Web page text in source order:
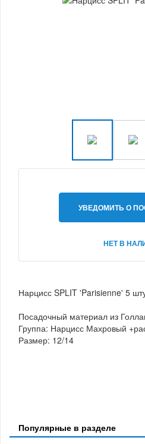
УВЕДОМИТЬ О
НЕТ В
Нарцисс SPLIT 'Parisienne' 5
Посадочный материал из
Группа: Нарцисс Махровый
Размер: 12/14
Популярные в разделе